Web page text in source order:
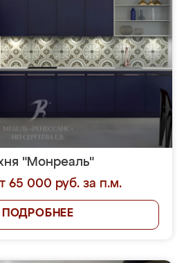
"Монреаль"
65 000 руб. за п.м.
ПОДРОБНЕЕ